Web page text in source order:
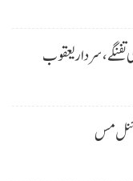
سردار یعقوب
مس